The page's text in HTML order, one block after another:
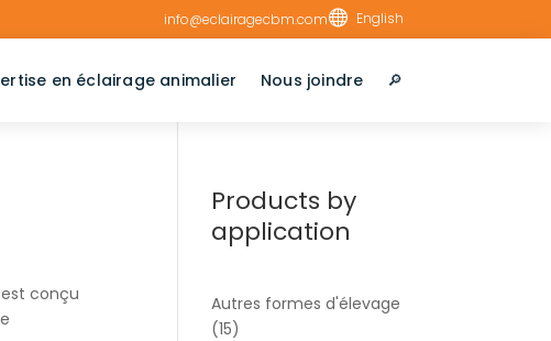
info@eclairagecbm.com English
en éclairage animalier Nous joindre 🔎︎
conçu
Products by
application
Autres formes d'élevage
(15)